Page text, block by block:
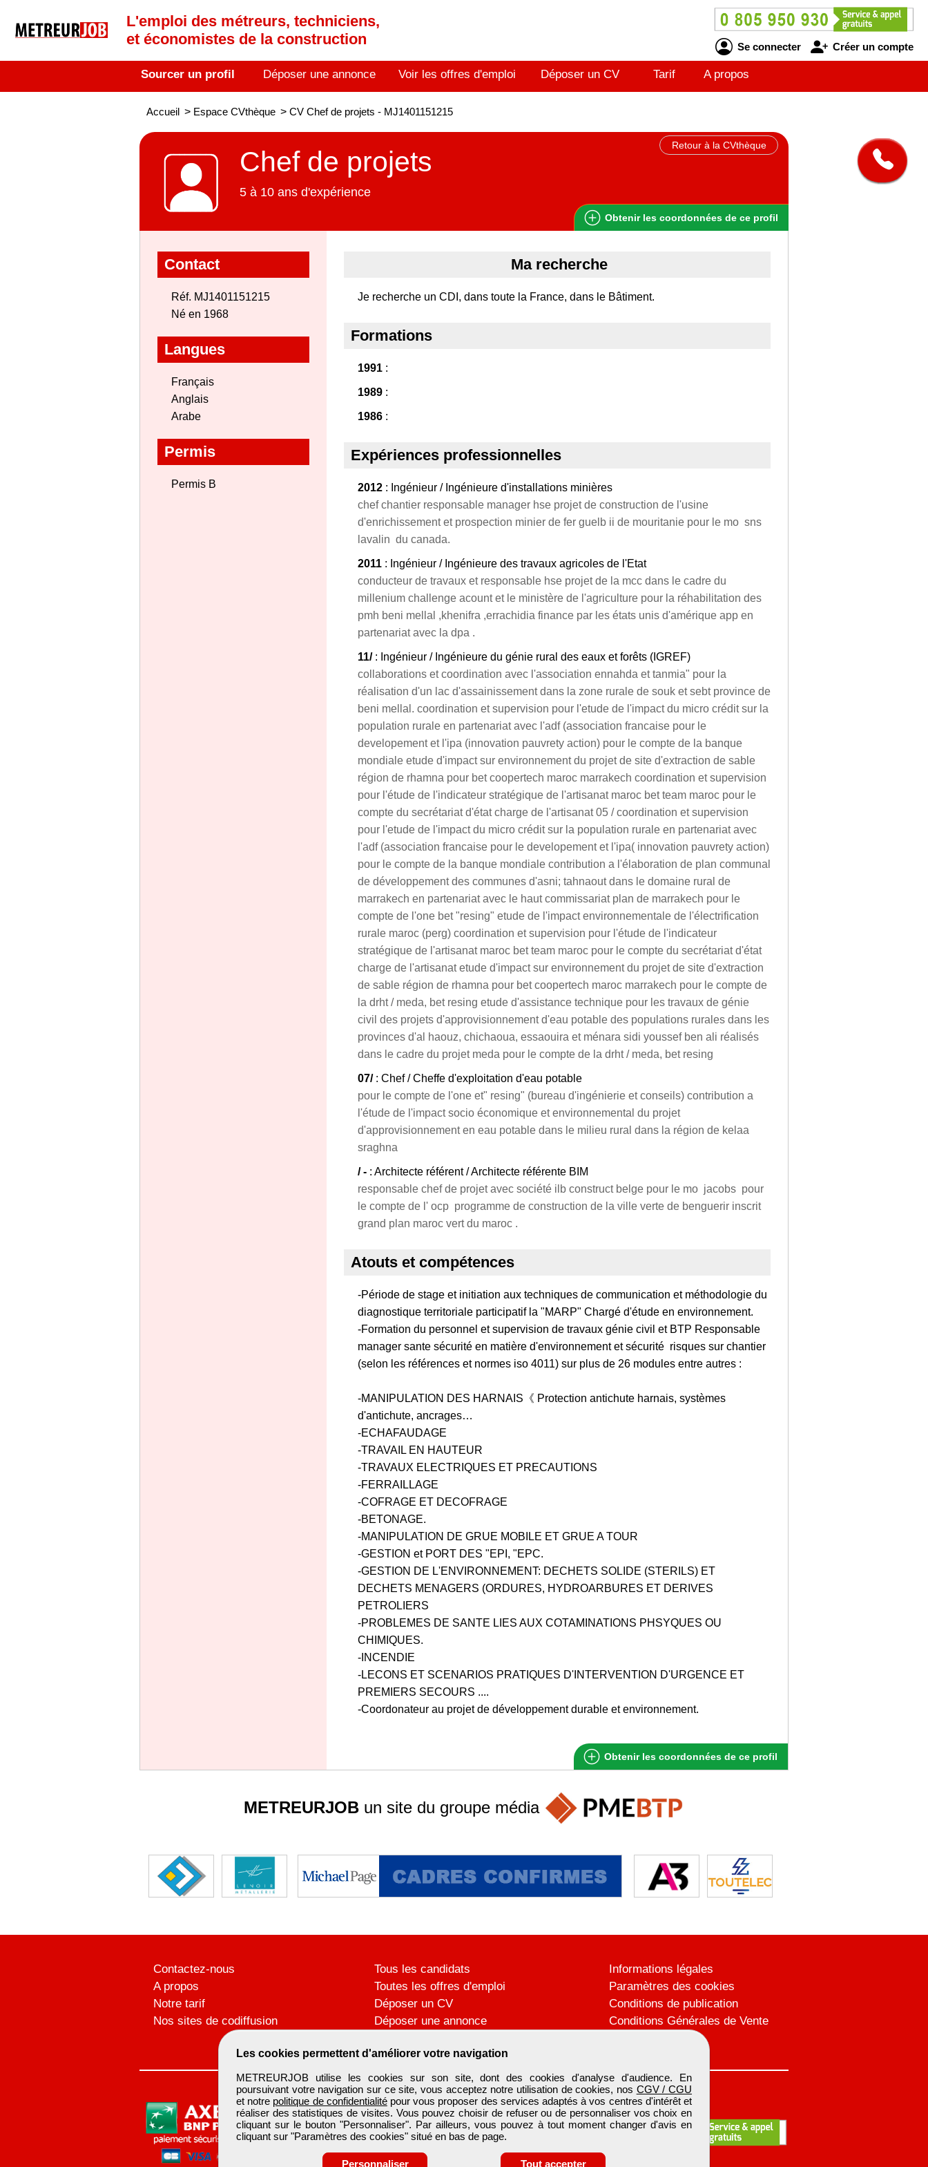
L'emploi des métreurs, techniciens,
et économistes de la construction
Se connecter Créer un compte
Sourcer un profil Déposer une annonce Voir les offres d'emploi Déposer un CV Tarif A propos
Accueil > Espace CVthèque > CV Chef de projets - MJ1401151215
Retour à la CVthèque
Chef de projets
5 à 10 ans d'expérience
Obtenir les coordonnées de ce profil
Contact
Réf. MJ1401151215
Né en 1968
Langues
Français
Anglais
Arabe
Permis
Permis B
Ma recherche
Je recherche un CDI, dans toute la France, dans le Bâtiment.
Formations
1991 :
1989 :
1986 :
Expériences professionnelles
2012 : Ingénieur / Ingénieure d'installations minières
chef chantier responsable manager hse projet de construction de l'usine
d'enrichissement et prospection minier de fer guelb ii de mouritanie pour le mo sns
lavalin du canada.
2011 : Ingénieur / Ingénieure des travaux agricoles de l'Etat
conducteur de travaux et responsable hse projet de la mcc dans le cadre du
millenium challenge acount et le ministère de l'agriculture pour la réhabilitation des
pmh beni mellal ,khenifra ,errachidia finance par les états unis d'amérique app en
partenariat avec la dpa .
11/: Ingénieur / Ingénieure du génie rural des eaux et forêts (IGREF)
collaborations et coordination avec l'association ennahda et tanmia" pour la
réalisation d'un lac d'assainissement dans la zone rurale de souk et sebt province de
beni mellal. coordination et supervision pour l'etude de l'impact du micro crédit sur la
population rurale en partenariat avec l'adf (association francaise pour le
developement et l'ipa (innovation pauvrety action) pour le compte de la banque
mondiale etude d'impact sur environnement du projet de site d'extraction de sable
région de rhamna pour bet coopertech maroc marrakech coordination et supervision
pour l'étude de l'indicateur stratégique de l'artisanat maroc bet team maroc pour le
compte du secrétariat d'état charge de l'artisanat 05 / coordination et supervision
pour l'etude de l'impact du micro crédit sur la population rurale en partenariat avec
l'adf (association francaise pour le developement et l'ipa( innovation pauvrety action)
pour le compte de la banque mondiale contribution a l'élaboration de plan communal
de développement des communes d'asni; tahnaout dans le domaine rural de
marrakech en partenariat avec le haut commissariat plan de marrakech pour le
compte de l'one bet "resing" etude de l'impact environnementale de l'électrification
rurale maroc (perg) coordination et supervision pour l'étude de l'indicateur
stratégique de l'artisanat maroc bet team maroc pour le compte du secrétariat d'état
charge de l'artisanat etude d'impact sur environnement du projet de site d'extraction
de sable région de rhamna pour bet coopertech maroc marrakech pour le compte de
la drht / meda, bet resing etude d'assistance technique pour les travaux de génie
civil des projets d'approvisionnement d'eau potable des populations rurales dans les
provinces d'al haouz, chichaoua, essaouira et ménara sidi youssef ben ali réalisés
dans le cadre du projet meda pour le compte de la drht / meda, bet resing
07/: Chef / Cheffe d'exploitation d'eau potable
pour le compte de l'one et" resing" (bureau d'ingénierie et conseils) contribution a
l'étude de l'impact socio économique et environnemental du projet
d'approvisionnement en eau potable dans le milieu rural dans la région de kelaa
sraghna
/ - : Architecte référent / Architecte référente BIM
responsable chef de projet avec société ilb construct belge pour le mo jacobs pour
le compte de l' ocp programme de construction de la ville verte de benguerir inscrit
grand plan maroc vert du maroc .
Atouts et compétences
-Période de stage et initiation aux techniques de communication et méthodologie du
diagnostique territoriale participatif la "MARP" Chargé d'étude en environnement.
-Formation du personnel et supervision de travaux génie civil et BTP Responsable
manager sante sécurité en matière d'environnement et sécurité risques sur chantier
(selon les références et normes iso 4011) sur plus de 26 modules entre autres :
-MANIPULATION DES HARNAIS《 Protection antichute harnais, systèmes
d'antichute, ancrages…
-ECHAFAUDAGE
-TRAVAIL EN HAUTEUR
-TRAVAUX ELECTRIQUES ET PRECAUTIONS
-FERRAILLAGE
-COFRAGE ET DECOFRAGE
-BETONAGE.
-MANIPULATION DE GRUE MOBILE ET GRUE A TOUR
-GESTION et PORT DES "EPI, "EPC.
-GESTION DE L'ENVIRONNEMENT: DECHETS SOLIDE (STERILS) ET
DECHETS MENAGERS (ORDURES, HYDROARBURES ET DERIVES
PETROLIERS
-PROBLEMES DE SANTE LIES AUX COTAMINATIONS PHSYQUES OU
CHIMIQUES.
-INCENDIE
-LECONS ET SCENARIOS PRATIQUES D'INTERVENTION D'URGENCE ET
PREMIERS SECOURS ....
-Coordonateur au projet de développement durable et environnement.
Obtenir les coordonnées de ce profil
Les cookies permettent d'améliorer votre navigation
METREURJOB utilise les cookies sur son site, dont des cookies d'analyse d'audience. En
poursuivant votre navigation sur ce site, vous acceptez notre utilisation de cookies, nos CGV / CGU
et notre politique de confidentialitépour vous proposer des services adaptés à vos centres d'intérêt et
réaliser des statistiques de visites. Vous pouvez choisir de refuser ou de personnaliser vos choix en
cliquant sur le bouton "Personnaliser". Par ailleurs, vous pouvez à tout moment changer d'avis en
cliquant sur "Paramètres des cookies" situé en bas de page.
Personnaliser Tout accepter
METREURJOB un site du groupe média
Contactez-nous
A propos
Notre tarif
Nos sites de codiffusion
Tous les candidats
Toutes les offres d'emploi
Déposer un CV
Déposer une annonce
Informations légales
Paramètres des cookies
Conditions de publication
Conditions Générales de Vente